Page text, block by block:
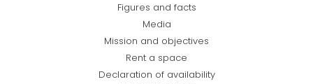
Figures and facts
Media
Mission and objectives
Rent a space
Declaration of availability